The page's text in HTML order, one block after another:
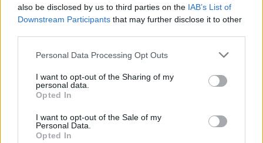
also be disclosed by us to third parties on the IAB’s List of
Downstream Participants that may further disclose it to other
Personal Data Processing Opt Outs
I want to opt-out of the Sharing of my
personal data.
Opted In
I want to opt-out of the Sale of my
Personal Data.
Opted In
Comentari: